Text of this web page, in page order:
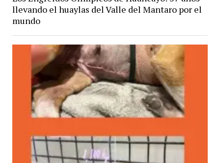
llevando el huaylas del Valle del Mantaro por el
mundo